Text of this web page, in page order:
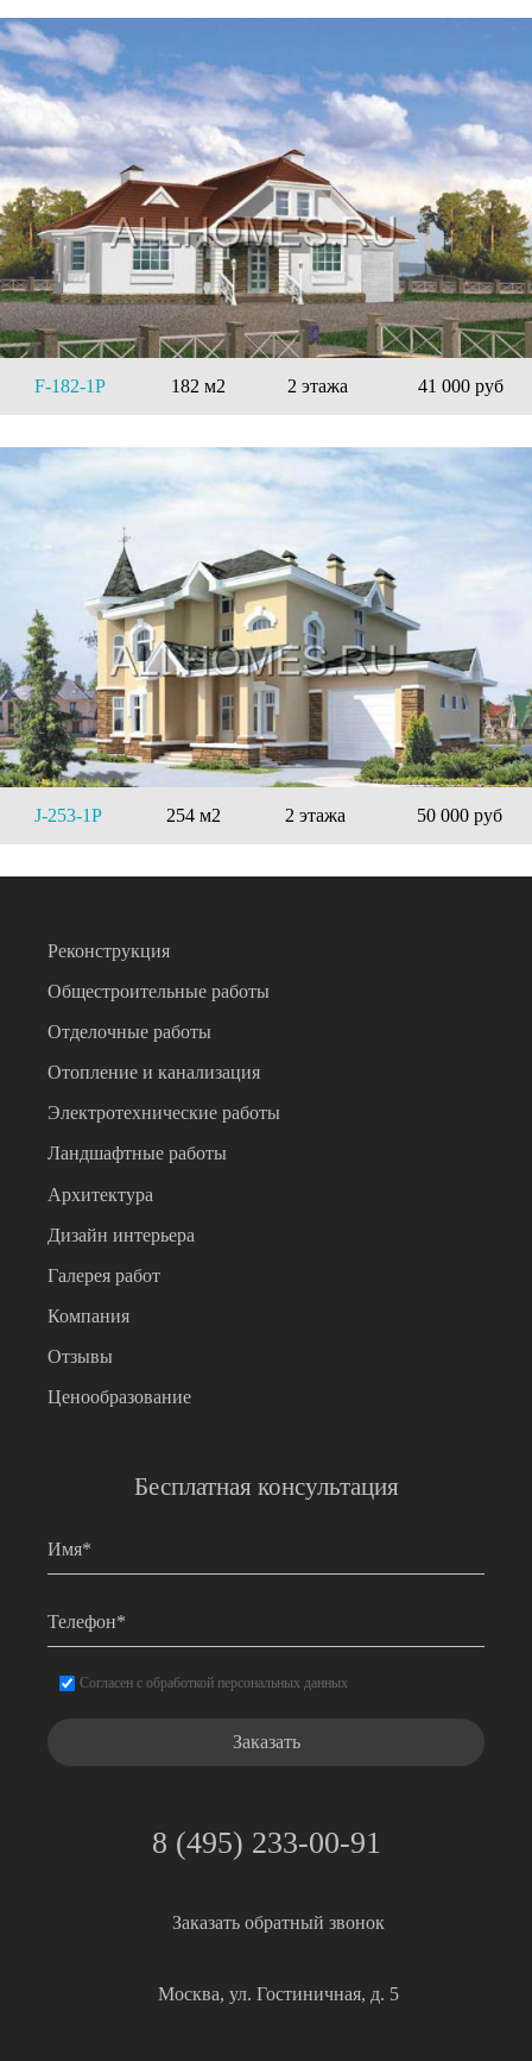
F-182-1P 182 м2 2 этажа 41 000 руб
J-253-1P 254 м2 2 этажа 50 000 руб
Реконструкция
Общестроительные работы
Отделочные работы
Отопление и канализация
Электротехнические работы
Ландшафтные работы
Архитектура
Дизайн интерьера
Галерея работ
Компания
Отзывы
Ценообразование
Бесплатная консультация
Согласие*
Согласен с обработкой персональных данных
8 (495) 233-00-91
Заказать обратный звонок
Москва, ул. Гостиничная, д. 5